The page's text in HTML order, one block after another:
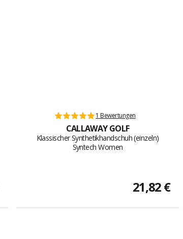
1 Bewertungen
CALLAWAY GOLF
Klassischer Synthetikhandschuh (einzeln)
Syntech Women
21,82 €